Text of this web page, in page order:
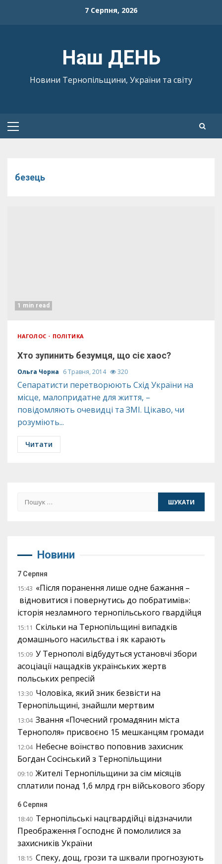
7 Серпня, 2026
Наш ДЕНЬ
Новини Тернопільщини, України та світу
Primary
безець
1 min read
НАГОЛОС ПОЛІТИКА
Хто зупинить безумця, що сіє хаос?
Ольга Чорна 6 Травня, 2014 320
Cепаратисти перетворюють Схід України на
місце, малопридатне для життя, –
повідомляють очевидці та ЗМІ. Цікаво, чи
розуміють...
Читати
Пошук:
Новини
7 Серпня
15:43 «Після поранення лише одне бажання –
відновитися і повернутись до побратимів»:
історія незламного тернопільського гвардійця
15:11 Скільки на Тернопільщині випадків
домашнього насильства і як карають
15:09 У Тернополі відбудуться установчі збори
асоціації нащадків українських жертв
польських репресій
13:30 Чоловіка, який зник безвісти на
Тернопільщині, знайшли мертвим
13:04 Звання «Почесний громадянин міста
Тернополя» присвоєно 15 мешканцям громади
12:04 Небесне воїнство поповнив захисник
Богдан Сосінський з Тернопільщини
09:10 Жителі Тернопільщини за сім місяців
сплатили понад 1,6 млрд грн військового збору
6 Серпня
18:40 Тернопільські нацгвардійці відзначили
Преображення Господнє й помолилися за
захисників України
18:15 Спеку, дощ, грози та шквали прогнозують